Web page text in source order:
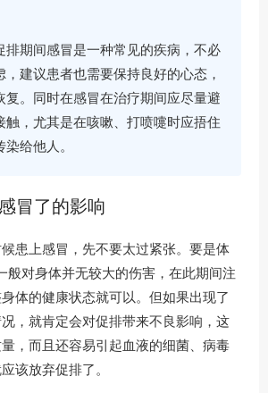
排期间感冒是一种常见的疾病，不必
建议患者也需要保持良好的心态，
复。同时在感冒在治疗期间应尽量避
触，尤其是在咳嗽、打喷嚏时应捂住
给他人。
冒了的影响
患上感冒，先不要太过紧张。要是体
般对身体并无较大的伤害，在此期间注
体的健康状态就可以。但如果出现了
，就肯定会对促排带来不良影响，这
，而且还容易引起血液的细菌、病毒
该放弃促排了。